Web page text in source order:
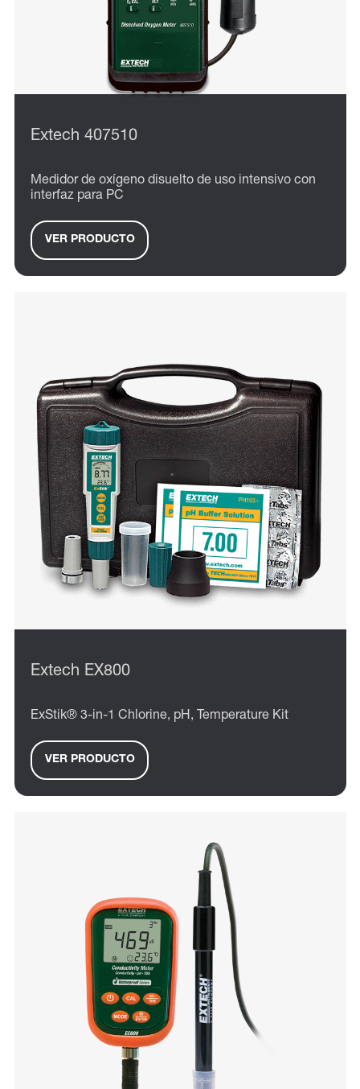
Extech 407510
Medidor de oxígeno disuelto de uso intensivo con
interfaz para PC
VER PRODUCTO
Extech EX800
ExStik® 3-in-1 Chlorine, pH, Temperature Kit
VER PRODUCTO